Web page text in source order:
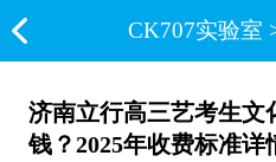
CK707实验室​
济南立行高三艺考生文
钱？2025年收费标准